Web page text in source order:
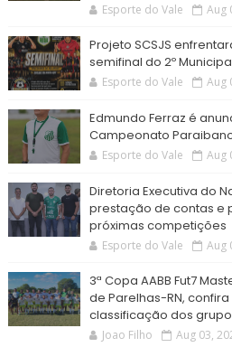
Esporte do Vale Aug
Projeto SCSJS
semifinal do 2º
Esporte do Vale Aug
Edmundo Ferraz é
Campeonato
Esporte do Vale Aug
Diretoria Executiva do
prestação de contas e
próximas competições
Esporte do Vale Aug
3ª Copa AABB Fut7
de Parelhas-RN,
classificação dos
Joao Filho Aug 03,